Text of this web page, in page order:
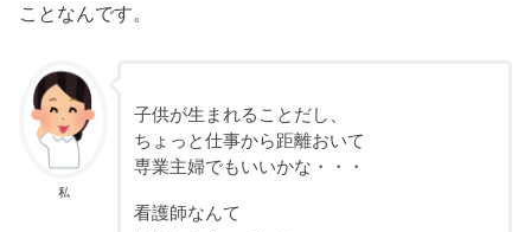
ことなんです。
私
子供が生まれることだし、
ちょっと仕事から距離おいて
専業主婦でもいいかな・・・
看護師なんて